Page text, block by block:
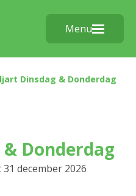
Menu
Dinsdag & Donderdag
& Donderdag
december 2026